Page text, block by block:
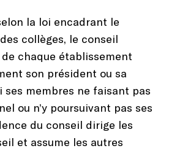
la loi encadrant le
collèges, le conseil
chaque établissement
son président ou sa
ses membres ne faisant pas
ou n’y poursuivant pas ses
du conseil dirige les
et assume les autres